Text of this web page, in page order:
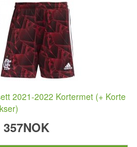
2021-2022 Kortermet (+ Korte
357NOK